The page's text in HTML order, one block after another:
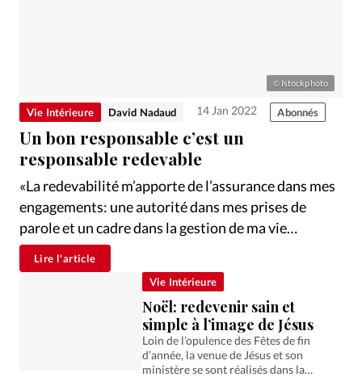
RUBRIQUES
Tous les articles
Actualité chrétienne
Actualité internationale
Chronique
Dossier
Eglises Foi Génération réveil
Monde
Opinions
Publireportage
Relations Aujourd'hui
Société
Tour du monde des Eglises
Trait d'Ixène
Vécu
Vie Intérieure
©Istockphoto
Vie Intérieure David Nadaud 14 Jan 2022 Abonnés
Un bon responsable c’est un
responsable redevable
«La redevabilité m’apporte de l’assurance dans mes
engagements: une autorité dans mes prises de
parole et un cadre dans la gestion de ma vie
personnelle, de mon temps et de mon service dans
le corps de Christ.» Cette affirmation du pasteur de
l’Eglise Evangélique de Lonay (VD), Marc Gallay,
semble révéler une clé pour un…
Lire l'article
Vie Intérieure
Noël: redevenir sain et
simple à l’image de Jésus
Loin de l’opulence des Fêtes de fin
d’année, la venue de Jésus et son
ministère se sont réalisés dans la